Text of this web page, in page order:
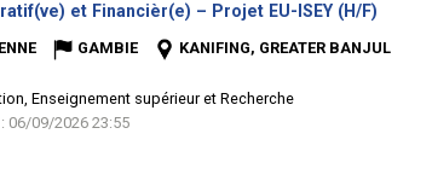
et Financièr(e) – Projet EU-ISEY (H/F)
GAMBIE
KANIFING, GREATER BANJUL
Enseignement supérieur et Recherche
06/09/2026 23:55